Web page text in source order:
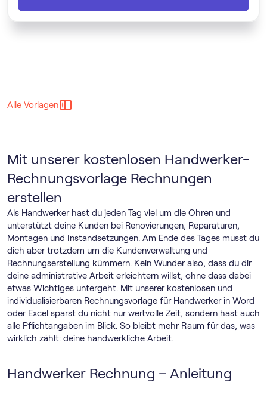
Alle Vorlagen
Mit unserer kostenlosen Handwerker-
Rechnungsvorlage Rechnungen
erstellen
Als Handwerker hast du jeden Tag viel um die Ohren und
unterstützt deine Kunden bei Renovierungen, Reparaturen,
Montagen und Instandsetzungen. Am Ende des Tages musst du
dich aber trotzdem um die Kundenverwaltung und
Rechnungserstellung kümmern. Kein Wunder also, dass du dir
deine administrative Arbeit erleichtern willst, ohne dass dabei
etwas Wichtiges untergeht. Mit unserer kostenlosen und
individualisierbaren Rechnungsvorlage für Handwerker in Word
oder Excel sparst du nicht nur wertvolle Zeit, sondern hast auch
alle Pflichtangaben im Blick. So bleibt mehr Raum für das, was
wirklich zählt: deine handwerkliche Arbeit.
Handwerker Rechnung – Anleitung